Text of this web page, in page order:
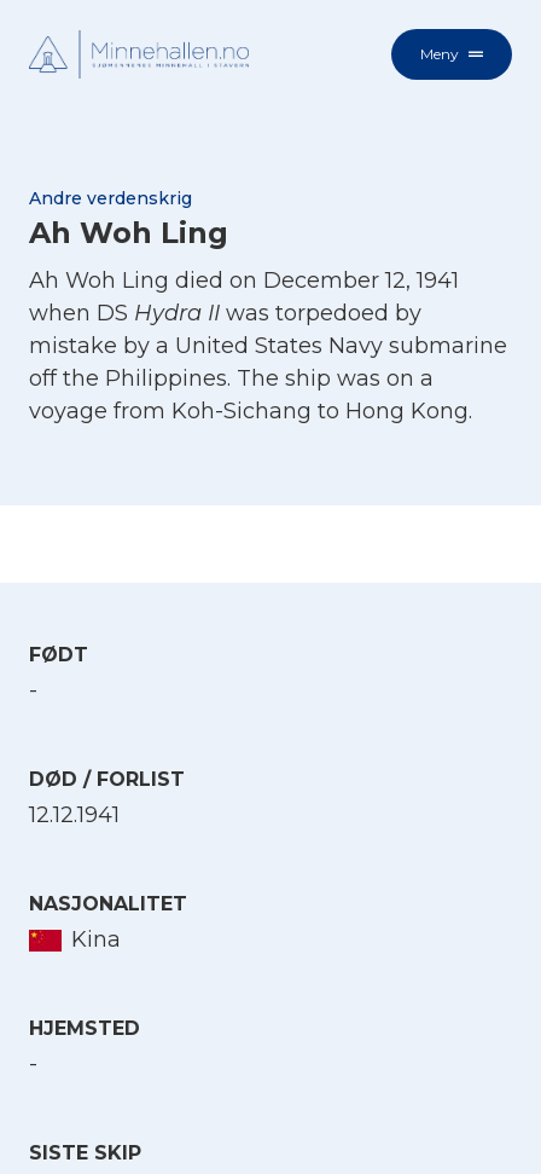
Meny
Andre verdenskrig
Ah Woh Ling
Ah Woh Ling died on December 12, 1941
when DS Hydra II was torpedoed by
mistake by a United States Navy submarine
off the Philippines. The ship was on a
voyage from Koh-Sichang to Hong Kong.
FØDT
-
DØD / FORLIST
12.12.1941
NASJONALITET
Kina
HJEMSTED
-
SISTE SKIP